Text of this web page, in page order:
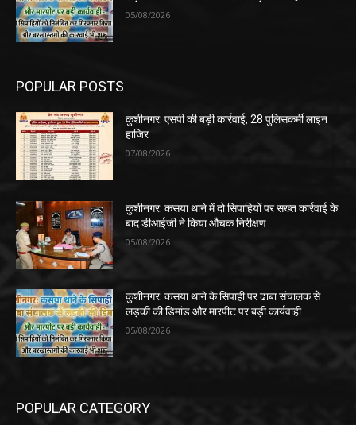
05/08/2026
POPULAR POSTS
कुशीनगर: एसपी की बड़ी कार्रवाई, 28 पुलिसकर्मी लाइन
हाजिर
07/08/2026
कुशीनगर: कसया थाने में दो सिपाहियों पर सख्त कार्रवाई के
बाद डीआईजी ने किया औचक निरीक्षण
05/08/2026
कुशीनगर: कसया थाने के सिपाही पर ढाबा संचालक से
लड़की की डिमांड और मारपीट पर बड़ी कार्यवाही
05/08/2026
POPULAR CATEGORY